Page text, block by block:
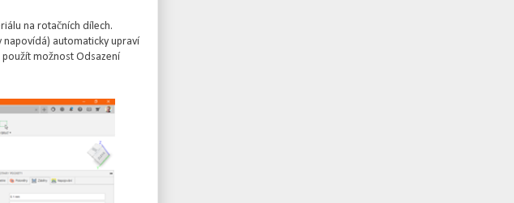
na rotačních dílech.
automaticky upraví
možnost Odsazení